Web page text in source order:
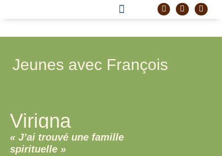
Jeunes avec François
Virigna
« J’ai trouvé une famille
spirituelle »